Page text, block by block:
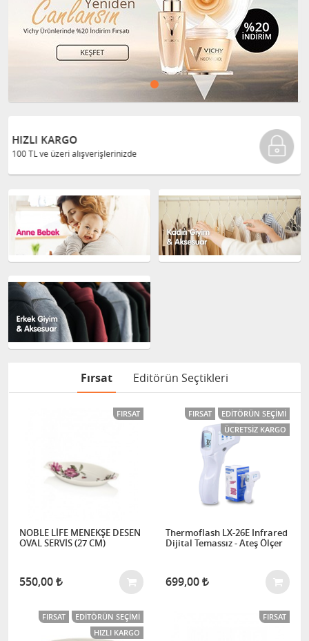
Bilgileriniz 128 Bit SSL ile güvende
Fırsat Editörün Seçtikleri
FIRSAT
NOBLE LİFE MENEKŞE DESEN
OVAL SERVİS (27 CM)
550,00
FIRSAT
EDITÖRÜN SEÇIMI
ÜCRETSIZ KARGO
Thermoflash LX-26E Infrared
Dijital Temassız - Ateş Ölçer
699,00
FIRSAT
EDITÖRÜN SEÇIMI
HIZLI KARGO
FIRSAT